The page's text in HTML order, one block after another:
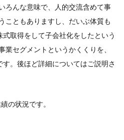
ろんな意味で、人的交流含めて事
こともありますし、だいぶ体質も
取得をして子会社化をしたという
業セグメントというかくくりを、
。後ほど詳細についてはご説明さ
の状況です。